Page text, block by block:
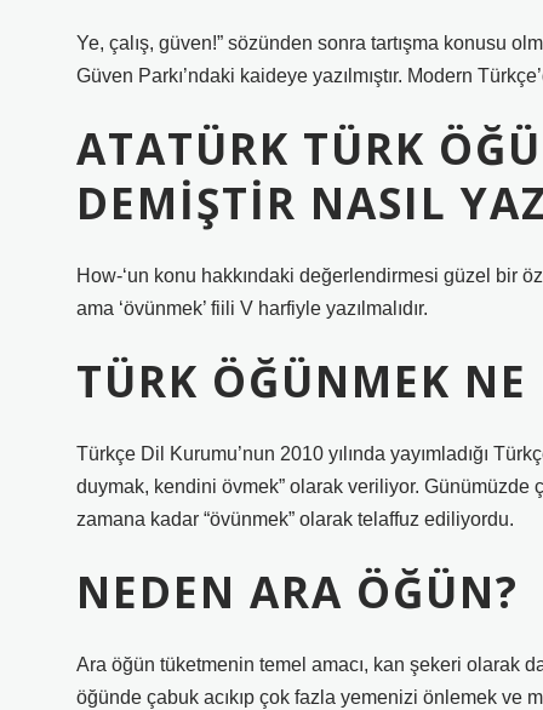
Ye, çalış, güven!” sözünden sonra tartışma konusu
Güven Parkı’ndaki kaideye yazılmıştır. Modern
ATATÜRK TÜRK
DEMIŞTIR NASIL
How-‘un konu hakkındaki değerlendirmesi güzel bir
ama ‘övünmek’ fiili V harfiyle yazılmalıdır.
TÜRK ÖĞÜNMEK NE
Türkçe Dil Kurumu’nun 2010 yılında yayımladığı
duymak, kendini övmek” olarak veriliyor. Günümüzde
zamana kadar “övünmek” olarak telaffuz ediliyordu.
NEDEN ARA ÖĞÜN?
Ara öğün tüketmenin temel amacı, kan şekeri olarak
öğünde çabuk acıkıp çok fazla yemenizi önlemek ve